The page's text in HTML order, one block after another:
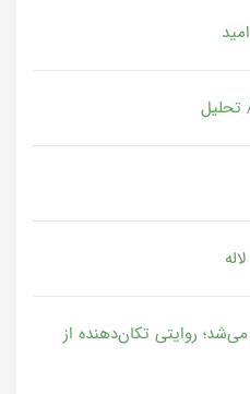
تحلیل
روایتی تکان‌دهنده از